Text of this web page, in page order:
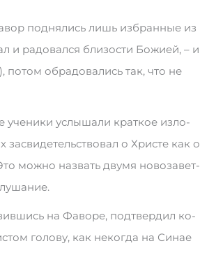
под­­н­ялись лишь из­бран­ные из
и ра­до­вал­ся бли­зо­сти Бо­жи­ей, – и
по­том об­ра­до­ва­лись так, что не
ус­лы­ша­ли крат­кое из­ло­
о Хри­сте как о
мо­ж­но на­звать дву­мя но­во­за­вет­­
на Фа­во­ре, под­твер­дил ко­
го­ло­ву, как не­ко­г­да на Си­нае